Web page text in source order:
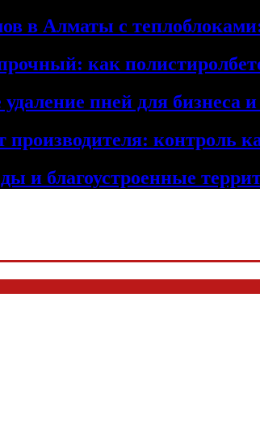
в Алматы с
как
пней для бизнеса
контроль
и благоустроенные